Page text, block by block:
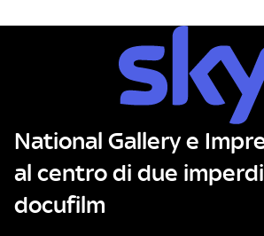
National Gallery e
al centro di due
docufilm